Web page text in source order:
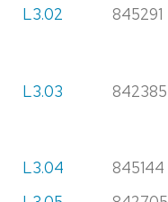
L3.02
845291
L3.03 842385
L3.04
845144